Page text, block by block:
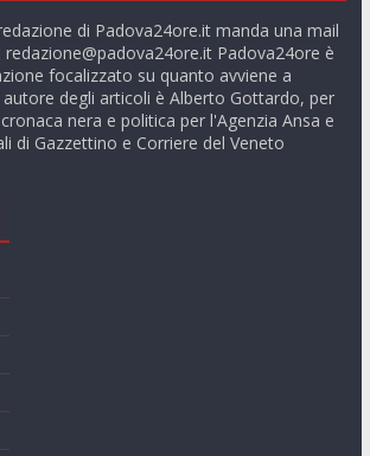
di Padova24ore.it manda una mail
redazione@padova24ore.itPadova24ore è
focalizzato su quanto avviene a
autore degli articoli è Alberto Gottardo, per
nera e politica per l'Agenzia Ansa e
di Gazzettino e Corriere del Veneto